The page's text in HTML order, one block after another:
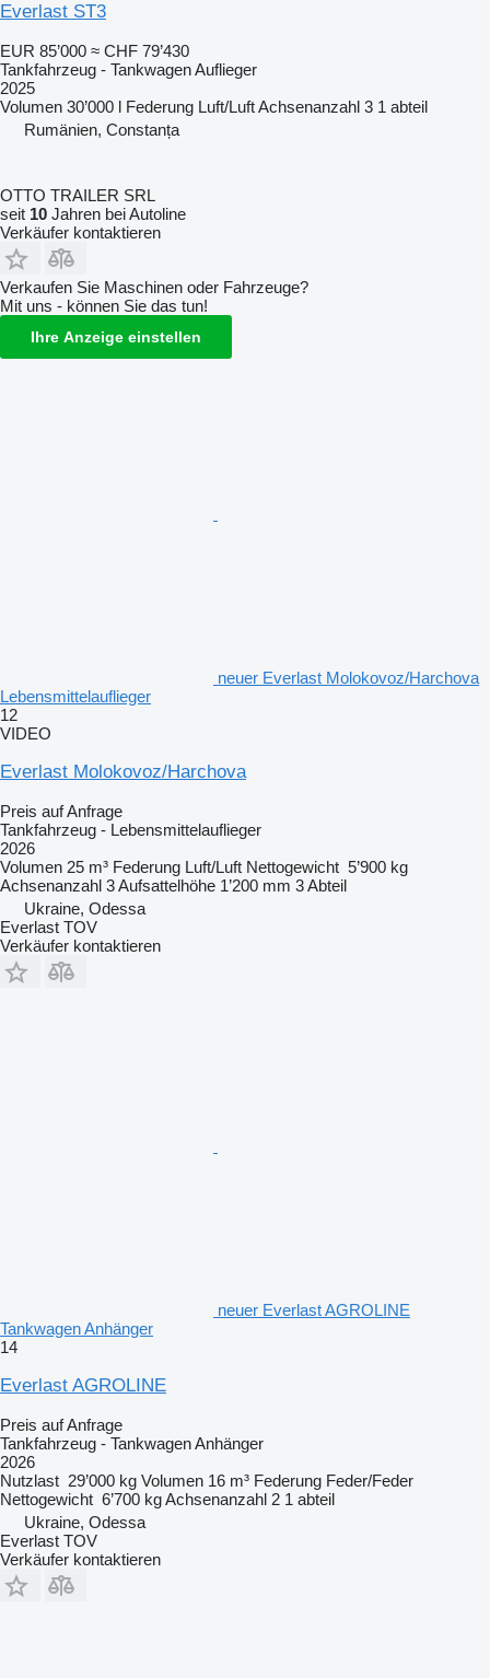
Everlast ST3
EUR 85’000 ≈ CHF 79’430
Tankfahrzeug - Tankwagen Auflieger
2025
Volumen 30’000 l Federung Luft/LuftAchsenanzahl 3 1 abteil
Rumänien, Constanța
OTTO TRAILER SRL
seit 10 Jahren bei Autoline
Verkäufer kontaktieren
Verkaufen Sie Maschinen oder Fahrzeuge?
Mit uns - können Sie das tun!
Ihre Anzeige einstellen
neuer Everlast Molokovoz/Harchova
Lebensmittelauflieger
12
VIDEO
Everlast Molokovoz/Harchova
Preis auf Anfrage
Tankfahrzeug - Lebensmittelauflieger
2026
Volumen 25 m³ Federung Luft/Luft Nettogewicht 5’900 kg
Achsenanzahl 3Aufsattelhöhe 1’200 mm 3 Abteil
Ukraine, Odessa
Everlast TOV
Verkäufer kontaktieren
neuer Everlast AGROLINE
Tankwagen Anhänger
14
Everlast AGROLINE
Preis auf Anfrage
Tankfahrzeug - Tankwagen Anhänger
2026
Nutzlast 29’000 kg Volumen 16 m³ Federung Feder/Feder
Nettogewicht 6’700 kgAchsenanzahl 2 1 abteil
Ukraine, Odessa
Everlast TOV
Verkäufer kontaktieren